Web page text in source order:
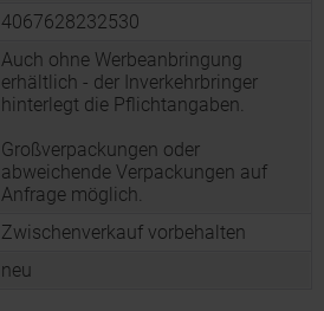
4067628232530
Auch ohne Werbeanbringung
erhältlich - der Inverkehrbringer
hinterlegt die Pflichtangaben.
Großverpackungen oder
abweichende Verpackungen auf
Anfrage möglich.
Zwischenverkauf vorbehalten
neu